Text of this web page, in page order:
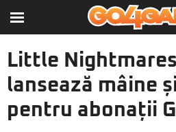
Little
lansează mâine
pentru abonații